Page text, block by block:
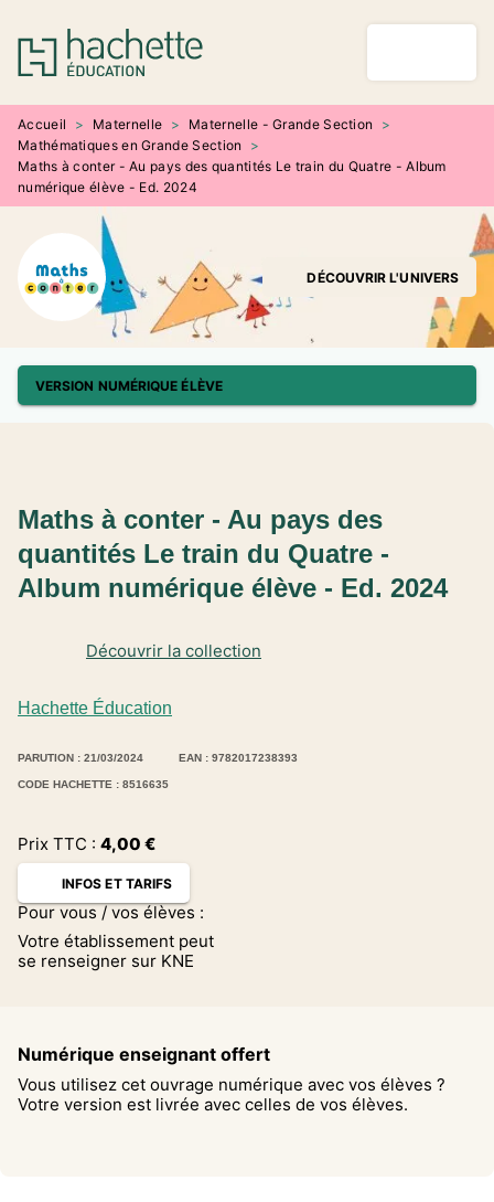
MENU RECHERCHE
PIED DE PAGE
Accueil > Maternelle > Maternelle - Grande Section
>
Mathématiques en Grande Section
>
Maths à conter - Au pays des quantités Le train du Quatre - Album
numérique élève - Ed. 2024
DÉCOUVRIR L'UNIVERS
VERSION NUMÉRIQUE ÉLÈVE
Hachette Éducation
Découvrir la collection
Maths à conter - Au pays des
quantités Le train du Quatre -
Album numérique élève - Ed. 2024
PARUTION : 21/03/2024 EAN : 9782017238393
CODE HACHETTE : 8516635
Prix TTC : 4,00 €
INFOS ET TARIFS
Pour vous / vos élèves :
Votre établissement peut
se renseigner sur KNE
Numérique enseignant offert
Vous utilisez cet ouvrage numérique avec vos élèves ?
Votre version est livrée avec celles de vos élèves.